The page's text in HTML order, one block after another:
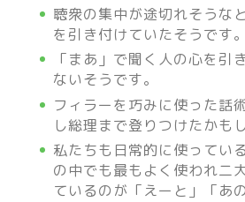
聴衆の集中が途切れそうな
を引き付けていたそうです。
「まあ」で聞く人の心を引
ないそうです。
フィラーを巧みに使った話
し総理まで登りつけたかも
私たちも日常的に使ってい
の中でも最もよく使われ二
ているのが「えーと」「あ